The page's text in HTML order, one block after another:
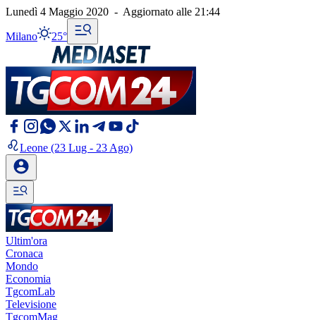
Lunedì 4 Maggio 2020 - Aggiornato alle 21:44
Milano 25°
Leone (23 Lug - 23 Ago)
Ultim'ora
Cronaca
Mondo
Economia
TgcomLab
Televisione
TgcomMag